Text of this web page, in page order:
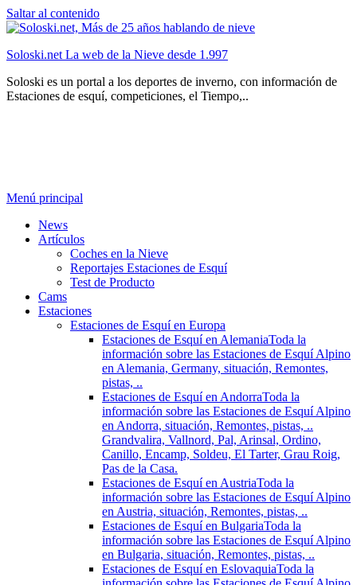
Saltar al contenido
Soloski.net La web de la Nieve desde 1.997
Soloski es un portal a los deportes de inverno, con información de
Estaciones de esquí, competiciones, el Tiempo,..
Menú principal
News
Artículos
Coches en la Nieve
Reportajes Estaciones de Esquí
Test de Producto
Cams
Estaciones
Estaciones de Esquí en Europa
Estaciones de Esquí en AlemaniaToda la
información sobre las Estaciones de Esquí Alpino
en Alemania, Germany, situación, Remontes,
pistas, ..
Estaciones de Esquí en AndorraToda la
información sobre las Estaciones de Esquí Alpino
en Andorra, situación, Remontes, pistas, ..
Grandvalira, Vallnord, Pal, Arinsal, Ordino,
Canillo, Encamp, Soldeu, El Tarter, Grau Roig,
Pas de la Casa.
Estaciones de Esquí en AustriaToda la
información sobre las Estaciones de Esquí Alpino
en Austria, situación, Remontes, pistas, ..
Estaciones de Esquí en BulgariaToda la
información sobre las Estaciones de Esquí Alpino
en Bulgaria, situación, Remontes, pistas, ..
Estaciones de Esquí en EslovaquiaToda la